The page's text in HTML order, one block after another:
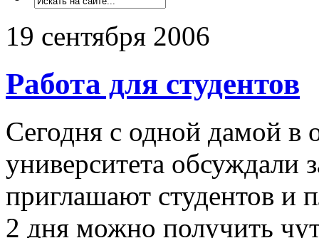
19 сентября 2006
Работа для студентов
Сегодня с одной дамой в
университета обсуждали
приглашают студентов и
2 дня можно получить